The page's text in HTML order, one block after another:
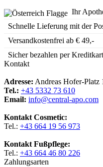
Ihr
Schnelle Lieferung mit der
Versandkostenfrei ab € 49,-
Sicher bezahlen per
Kontakt
Adresse: Andreas Hofer-Platz
Tel.: +43 5332 73 610
Email: info@central-apo.com
Kontakt Cosmetic:
Tel.: +43 664 19 56 973
Kontakt Fußpflege:
Tel.: +43 664 46 80 226
Zahlungsarten